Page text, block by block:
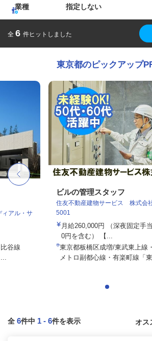
業種 指定しない
全 6 件ヒットしました
東京都のピックアップ
ィアル・サ
谷線
ビルの管理スタッフ
住友不動産建物サービス 株式会
5001
月給260,000円 （深夜固定手
0円を含む） 【...
東京都板橋区成増/東武東上線
メトロ副都心線・有楽町線「東
全 6件中 1 - 6件を表示